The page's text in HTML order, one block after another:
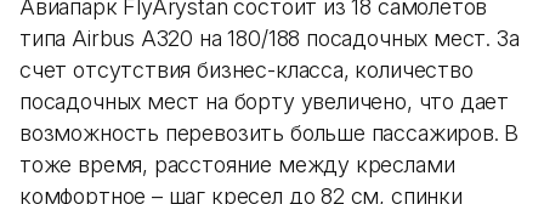
Авиапарк FlyArystan состоит из 18 самолетов
типа Airbus A320 на 180/188 посадочных мест. За
счет отсутствия бизнес-класса, количество
посадочных мест на борту увеличено, что дает
возможность перевозить больше пассажиров. В
тоже время, расстояние между креслами
комфортное – шаг кресел до 82 см, спинки